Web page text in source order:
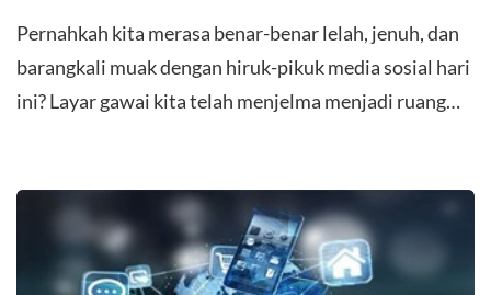
Pernahkah kita merasa benar-benar lelah, jenuh, dan
barangkali muak dengan hiruk-pikuk media sosial hari
ini? Layar gawai kita telah menjelma menjadi ruang…